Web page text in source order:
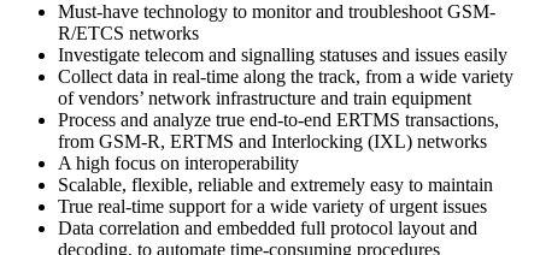
Must-have technology to monitor and troubleshoot GSM-
R/ETCS networks
Investigate telecom and signalling statuses and issues easily
Collect data in real-time along the track, from a wide variety
of vendors’ network infrastructure and train equipment
Process and analyze true end-to-end ERTMS transactions,
from GSM-R, ERTMS and Interlocking (IXL) networks
A high focus on interoperability
Scalable, flexible, reliable and extremely easy to maintain
True real-time support for a wide variety of urgent issues
Data correlation and embedded full protocol layout and
decoding, to automate time-consuming procedures